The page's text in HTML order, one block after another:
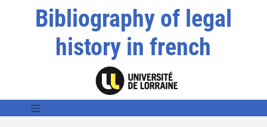
Bibliography of legal
history in french